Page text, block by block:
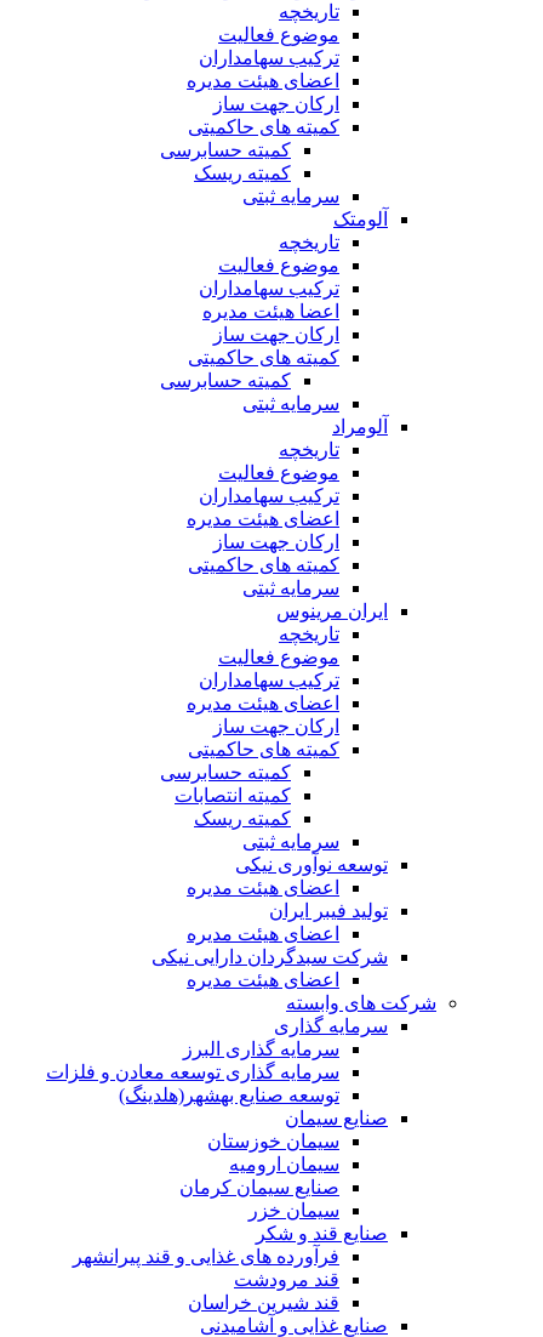
تاریخچه
موضوع فعالیت
ترکیب سهامداران
اعضای هیئت مدیره
ارکان جهت ساز
کمیته های حاکمیتی
کمیته حسابرسی
کمیته ریسک
سرمایه ثبتی
آلومتک
تاریخچه
موضوع فعالیت
ترکیب سهامداران
اعضا هیئت مدیره
ارکان جهت ساز
کمیته های حاکمیتی
کمیته حسابرسی
سرمایه ثبتی
آلومراد
تاریخچه
موضوع فعالیت
ترکیب سهامداران
اعضای هیئت مدیره
ارکان جهت ساز
کمیته های حاکمیتی
سرمایه ثبتی
ایران مرینوس
تاریخچه
موضوع فعالیت
ترکیب سهامداران
اعضای هیئت مدیره
ارکان جهت ساز
کمیته های حاکمیتی
کمیته حسابرسی
کمیته انتصابات
کمیته ریسک
سرمایه ثبتی
توسعه نوآوری نیکی
اعضای هیئت مدیره
تولید فیبر ایران
اعضای هیئت مدیره
شرکت سبدگردان دارایی نیکی
اعضای هیئت مدیره
شرکت های وابسته
سرمایه گذاری
سرمایه گذاری البرز
سرمایه گذاری توسعه معادن و فلزات
توسعه‌ صنایع‌ بهشهر(هلدینگ)
صنایع سیمان
سیمان خوزستان
سیمان ارومیه
صنایع سیمان کرمان
سیمان خزر
صنایع قند و شکر
فرآورده های غذایی و قند پیرانشهر
قند مرودشت
قند شیرین خراسان
صنایع غذايی و آشاميدنی